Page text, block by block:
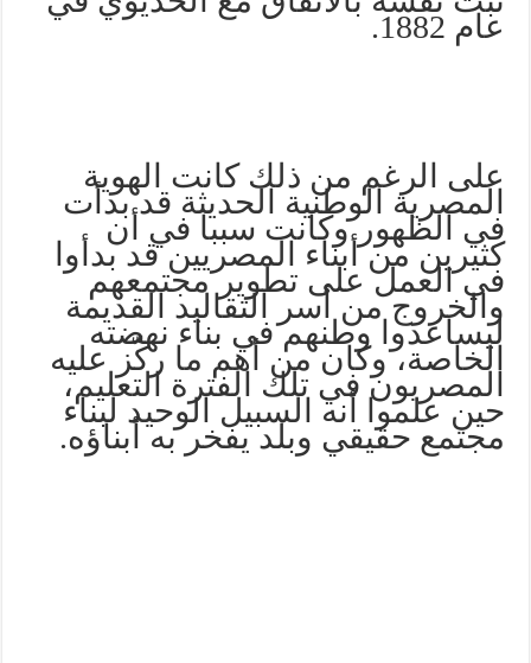
عام 1882.
على الرغم من ذلك كانت الهوية
المصرية الوطنية الحديثة قد بدأت
في الظهور وكانت سببا في أن
كثيرين من أبناء المصريين قد بدأوا
في العمل على تطوير مجتمعهم
والخروج من أسر التقاليد القديمة
ليساعدوا وطنهم في بناء نهضته
الخاصة، وكان من أهم ما ركّز عليه
المصريون في تلك الفترة التعليم،
حين علموا أنه السبيل الوحيد لبناء
مجتمع حقيقي وبلد يفخر به أبناؤه.